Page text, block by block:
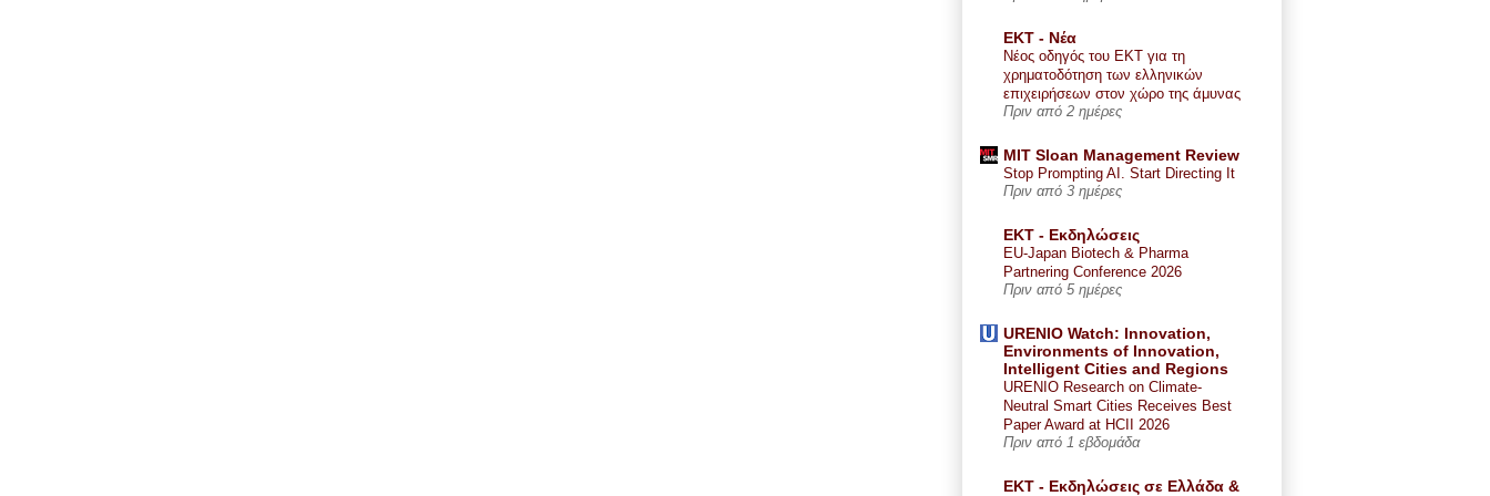
ΕΚΤ - Nέα
Νέος οδηγός του ΕΚΤ για τη
χρηματοδότηση των ελληνικών
επιχειρήσεων στον χώρο της άμυνας
Πριν από 2 ημέρες
MIT Sloan Management Review
Stop Prompting AI. Start Directing It
Πριν από 3 ημέρες
ΕΚΤ - Εκδηλώσεις
EU-Japan Biotech & Pharma
Partnering Conference 2026
Πριν από 5 ημέρες
URENIO Watch: Innovation,
Environments of Innovation,
Intelligent Cities and Regions
URENIO Research on Climate-
Neutral Smart Cities Receives Best
Paper Award at HCII 2026
Πριν από 1 εβδομάδα
ΕΚΤ - Εκδηλώσεις σε Ελλάδα &